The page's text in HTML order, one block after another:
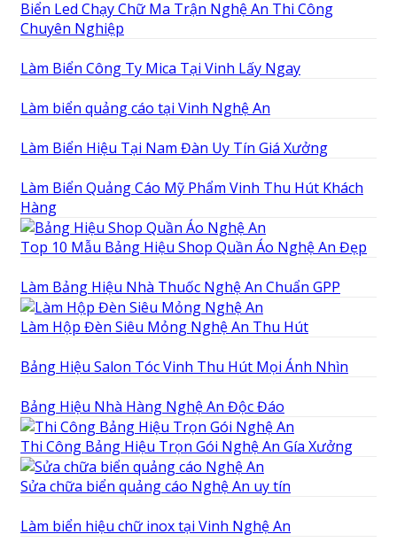
Biển Led Chạy Chữ Ma Trận Nghệ An Thi Công
Chuyên Nghiệp
Làm Biển Công Ty Mica Tại Vinh Lấy Ngay
Làm biển quảng cáo tại Vinh Nghệ An
Làm Biển Hiệu Tại Nam Đàn Uy Tín Giá Xưởng
Làm Biển Quảng Cáo Mỹ Phẩm Vinh Thu Hút Khách
Hàng
Top 10 Mẫu Bảng Hiệu Shop Quần Áo Nghệ An Đẹp
Làm Bảng Hiệu Nhà Thuốc Nghệ An Chuẩn GPP
Làm Hộp Đèn Siêu Mỏng Nghệ An Thu Hút
Bảng Hiệu Salon Tóc Vinh Thu Hút Mọi Ánh Nhìn
Bảng Hiệu Nhà Hàng Nghệ An Độc Đáo
Thi Công Bảng Hiệu Trọn Gói Nghệ An Gía Xưởng
Sửa chữa biển quảng cáo Nghệ An uy tín
Làm biển hiệu chữ inox tại Vinh Nghệ An